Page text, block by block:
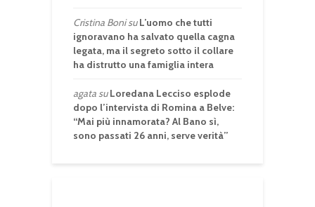
Cristina BonisuL’uomo che tutti
ignoravano ha salvato quella cagna
legata, ma il segreto sotto il collare
ha distrutto una famiglia intera
agatasuLoredana Lecciso esplode
dopo l’intervista di Romina a Belve:
“Mai più innamorata? Al Bano sì,
sono passati 26 anni, serve verità”